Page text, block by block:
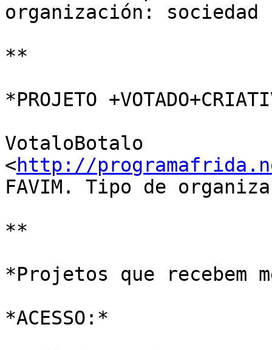
organización:
**
*PROJETO
VotaloBotalo
<http://
FAVIM. Tipo de
**
*Projetos que recebem
*ACESSO:*